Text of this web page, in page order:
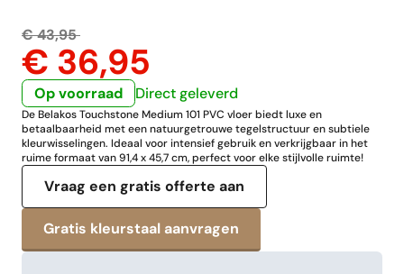
€ 36,95
€ 43,95
Op voorraad Direct geleverd
De Belakos Touchstone Medium 101 PVC vloer biedt luxe en
betaalbaarheid met een natuurgetrouwe tegelstructuur en subtiele
kleurwisselingen. Ideaal voor intensief gebruik en verkrijgbaar in het
ruime formaat van 91,4 x 45,7 cm, perfect voor elke stijlvolle ruimte!
Vraag een gratis offerte aan